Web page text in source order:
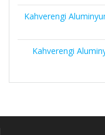
Kahverengi
Kahverengi